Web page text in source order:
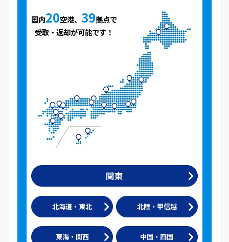
国内20空港、 39拠点で
受取・返却が可能です！
関東
北海道・東北 北陸・甲信越
東海・関西 中国・四国